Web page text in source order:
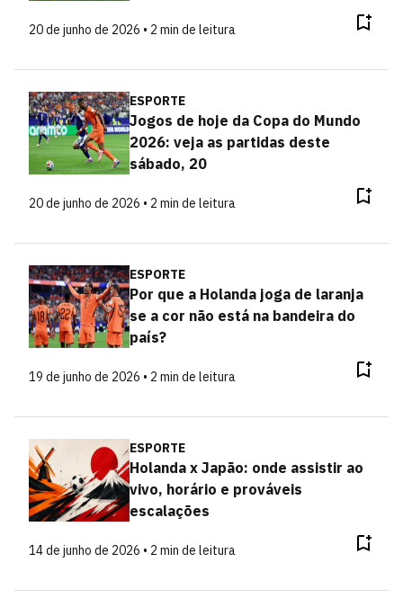
20 de junho de 2026 • 2 min de leitura
ESPORTE
Jogos de hoje da Copa do Mundo
2026: veja as partidas deste
sábado, 20
20 de junho de 2026 • 2 min de leitura
ESPORTE
Por que a Holanda joga de laranja
se a cor não está na bandeira do
país?
19 de junho de 2026 • 2 min de leitura
ESPORTE
Holanda x Japão: onde assistir ao
vivo, horário e prováveis
escalações
14 de junho de 2026 • 2 min de leitura